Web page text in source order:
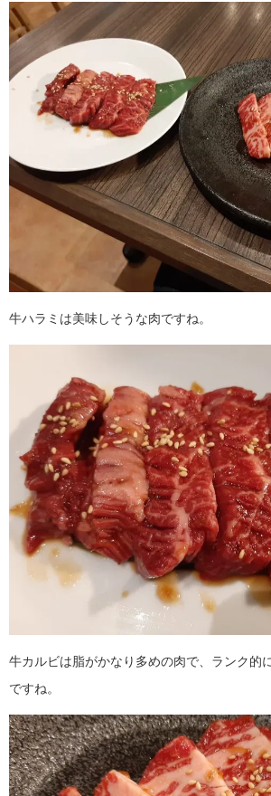
牛ハラミは美味しそうな肉ですね。
牛カルビは脂がかなり多めの肉で、ランク的
ですね。